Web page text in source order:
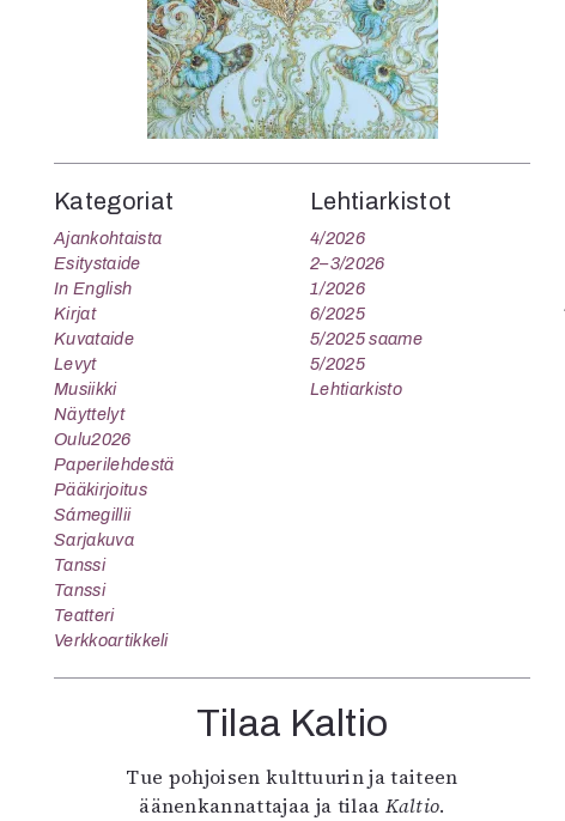
Kategoriat
Ajankohtaista
Esitystaide
In English
Kirjat
Kuvataide
Levyt
Musiikki
Näyttelyt
Oulu2026
Paperilehdestä
Pääkirjoitus
Sámegillii
Sarjakuva
Tanssi
Tanssi
Teatteri
Verkkoartikkeli
Lehtiarkistot
4/2026
2–3/2026
1/2026
6/2025
5/2025 saame
5/2025
Lehtiarkisto
Tilaa Kaltio
Tue pohjoisen kulttuurin ja taiteen
äänenkannattajaa ja tilaa Kaltio.